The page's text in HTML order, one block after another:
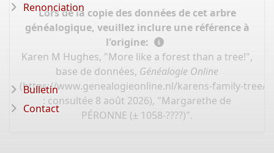
Lors de la copie des données de cet arbre
généalogique, veuillez inclure une référence à
l'origine:
Karen M Hughes, "More like a forest than a tree!",
base de données, Généalogie Online
(https://www.genealogieonline.nl/karens-family-tree/
: consultée 8 août 2026), "Margarethe de
PÉRONNE (± 1058-????)".
Renonciation
Bulletin
Contact